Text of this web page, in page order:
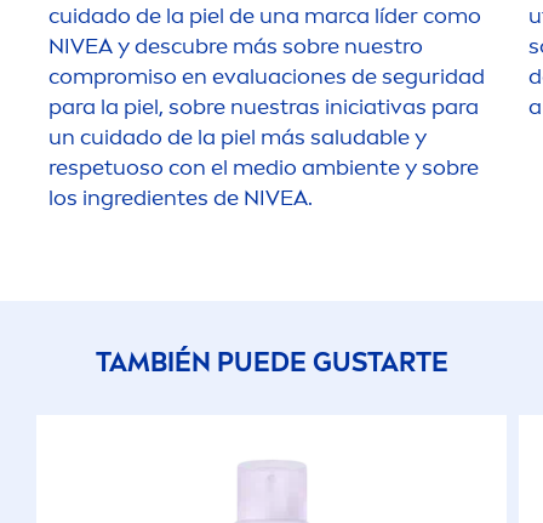
cuidado de la piel de una marca líder como
NIVEAy descubre más sobre nuestro
compromiso en evaluaciones de seguridad
para la piel, sobre nuestras iniciativas para
un cuidado de la piel más saludable y
respetuoso con el medio ambiente y sobre
los ingredientes de NIVEA.
TAMBIÉN PUEDE GUSTARTE